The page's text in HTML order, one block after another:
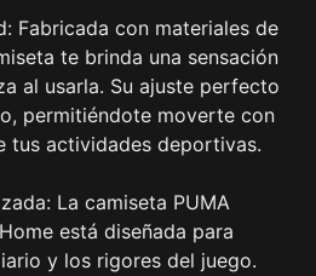
Fabricada con materiales de
te brinda una sensación
al usarla. Su ajuste perfecto
permitiéndote moverte con
tus actividades deportivas.
La camiseta PUMA
está diseñada para
y los rigores del juego.